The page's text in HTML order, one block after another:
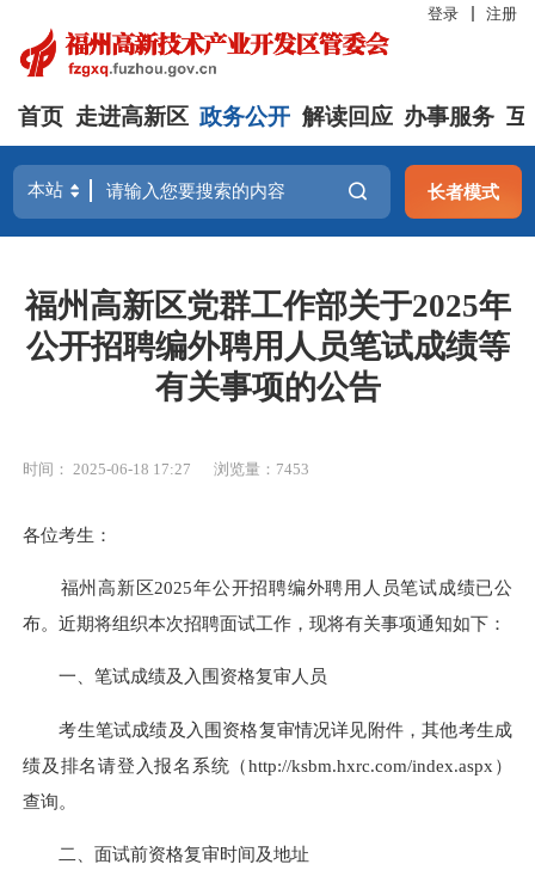
登录 注册
首页 走进高新区 政务公开 解读回应 办事服务 互
长者模式
福州高新区党群工作部关于2025年
公开招聘编外聘用人员笔试成绩等
有关事项的公告
时间： 2025-06-18 17:27 浏览量：7453
各位考生：
福州高新区2025年公开招聘编外聘用人员笔试成绩已公
布。近期将组织本次招聘面试工作，现将有关事项通知如下：
一、笔试成绩及入围资格复审人员
考生笔试成绩及入围资格复审情况详见附件，其他考生成
绩及排名请登入报名系统（http://ksbm.hxrc.com/index.aspx）
查询。
二、面试前资格复审时间及地址